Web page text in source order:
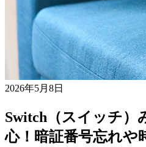
2026年5月8日
Switch（スイッチ）
心！暗証番号忘れや